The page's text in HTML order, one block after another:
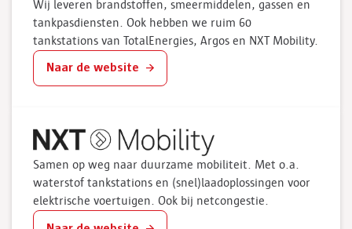
Wij leveren brandstoffen, smeermiddelen, gassen en
tankpasdiensten. Ook hebben we ruim 60
tankstations van TotalEnergies, Argos en NXT Mobility.
Naar de website
Samen op weg naar duurzame mobiliteit. Met o.a.
waterstof tankstations en (snel)laadoplossingen voor
elektrische voertuigen. Ook bij netcongestie.